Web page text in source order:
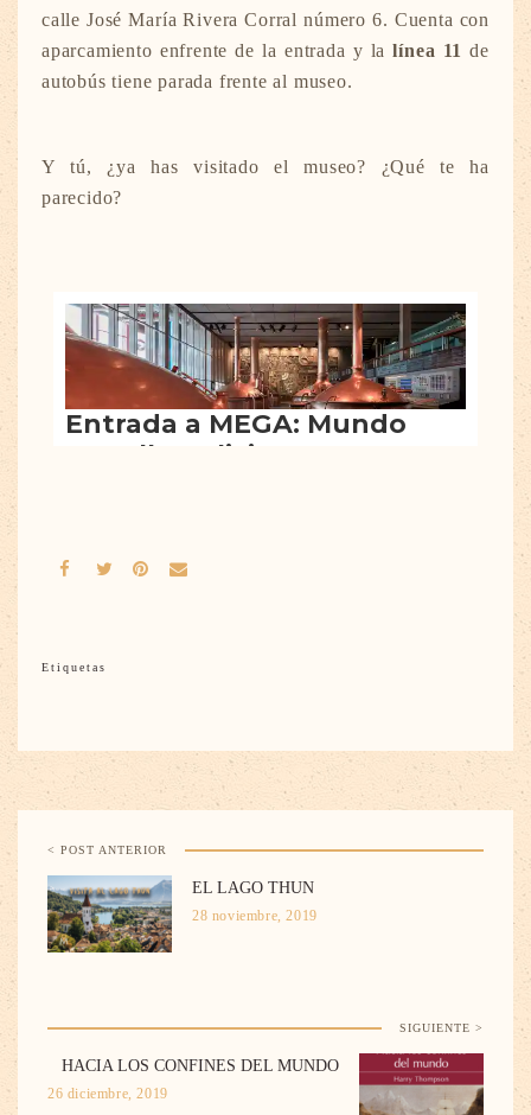
calle José María Rivera Corral número 6. Cuenta con
aparcamiento enfrente de la entrada y lalínea 11 de
autobús tiene parada frente al museo.
Y tú, ¿ya has visitado el museo? ¿Qué te ha
parecido?
Etiquetas
< POST ANTERIOR
EL LAGO THUN
28 noviembre, 2019
SIGUIENTE >
HACIA LOS CONFINES DEL MUNDO
26 diciembre, 2019